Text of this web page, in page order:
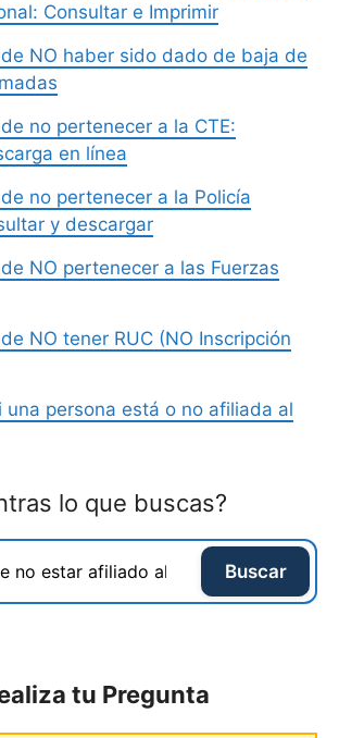
Consultar e Imprimir
NO haber sido dado de baja de
no pertenecer a la CTE:
en línea
no pertenecer a la Policía
y descargar
NO pertenecer a las Fuerzas
NO tener RUC (NO Inscripción
una persona está o no afiliada al
lo que buscas?
Buscar
tu Pregunta